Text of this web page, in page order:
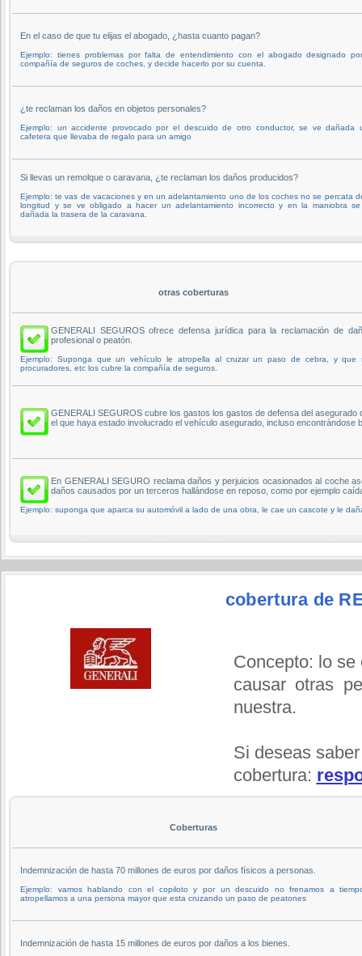
En el caso de que tu elijas el abogado, ¿hasta cuanto pagan?
Ejemplo: tienes problemas por falta de entendimiento con el abogado designado
compañía de seguros de coches, y decide hacerlo por su cuenta.
¿te reclaman los daños en objetos personales?
Ejemplo: un accidente provocado por el descuido de otro conductor, se ve dañada
cafetera que llevaba de regalo para un amigo
Si llevas un remolque o caravana, ¿te reclaman los daños producidos?
Ejemplo: te vas de vacaciones y en un adelantamiento uno de los coches no se percata
longitud y se ve obligado a hacer un adelantamiento incorrecto y en la maniobra
dañada la trasera de la caravana.
otras coberturas
GENERALI SEGUROS ofrece defensa jurídica para la reclamación de
profesional o peatón.
Ejemplo: Suponga que un vehículo le atropella al cruzar un paso de cebra, y que
procuradores, etc los cubre la compañía de seguros.
GENERALI SEGUROS cubre los gastos los gastos de defensa del
el que haya estado involucrado el vehículo asegurado, incluso encontrándose
En GENERALI SEGURO reclama daños y perjuicios ocasionados al coche
daños causados por un terceros hallándose en reposo, como por ejemplo
Ejemplo: suponga que aparca su automóvil a lado de una obra, le cae un cascote y le
cobertura de
Concepto: lo
causar otras
nuestra.
Si deseas
cobertura:
Coberturas
Indemnización de hasta 70 millones de euros por daños físicos a personas.
Ejemplo: vamos hablando con el copiloto y por un descuido no frenamos a
atropellamos a una persona mayor que esta cruzando un paso de peatones
Indemnización de hasta 15 millones de euros por daños a los bienes.